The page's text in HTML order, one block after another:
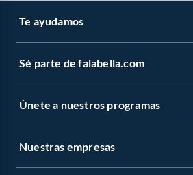
Te ayudamos
Sé parte de falabella.com
Únete a nuestros programas
Nuestras empresas